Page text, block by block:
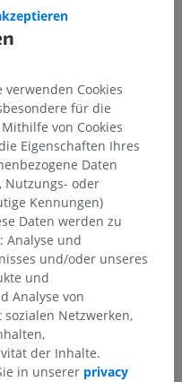
Cookies
für die
von Cookies
Eigenschaften Ihres
Daten
Nutzungs- oder
Kennungen)
Daten werden zu
Analyse und
und/oder unseres
und
Analyse von
Netzwerken,
der Inhalte.
in unserer privacy